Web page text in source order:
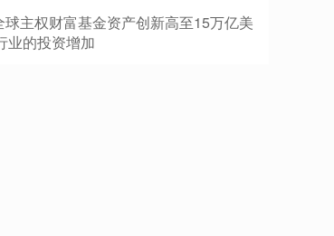
球主权财富基金资产创新高至15万亿美
业的投资增加